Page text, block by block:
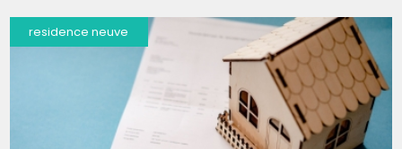
residence neuve